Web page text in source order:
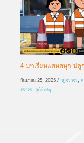
4 บทเรียนแสนสนุก ปลู
กันยายน 25, 2025 / กฎจราจร,
จราจร, อุบัติเหตุ